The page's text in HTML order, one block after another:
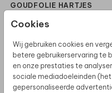
Cookies
Wij gebruiken cookies en
betere gebruikerservaring te
en onze prestaties te
sociale mediadoeleinden
gepersonaliseerde
GOUDFOLIE HARTJES